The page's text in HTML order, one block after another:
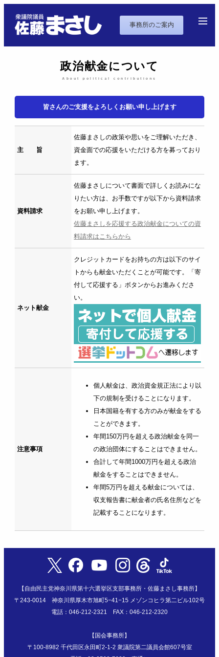
事務所のご案内
政治献金について
About political contributions
皆さんのご支援をよろしくお願い申し上げます
主 旨
佐藤まさしの政策や思いをご理解いただき、
資金面での応援をいただける方を募っており
ます。
資料請求
佐藤まさしについて書面で詳しくお読みにな
りたい方は、お手数ですが以下から資料請求
をお願い申し上げます。
佐藤まさしを応援する政治献金についての資
料請求はこちらから
ネット献金
クレジットカードをお持ちの方は以下のサイ
トからも献金いただくことが可能です。「寄
付して応援する」ボタンからお進みくださ
い。
注意事項
個人献金は、政治資金規正法により以
下の規制を受けることになります。
日本国籍を有する方のみが献金をする
ことができます。
年間150万円を超える政治献金を同一
の政治団体にすることはできません。
合計して年間1000万円を超える政治
献金をすることはできません。
年間5万円を超える献金については、
収支報告書に献金者の氏名住所などを
記載することになります。
【自由民主党神奈川県第十六選挙区支部事務所・佐藤まさし事務所】
〒243-0014 神奈川県厚木市旭町5−41−15 メゾンコヒラ第二ビル102号
電話：046-212-2321 FAX：046-212-2320
【国会事務所】
〒100-8982 千代田区永田町2-1-2 衆議院第二議員会館607号室